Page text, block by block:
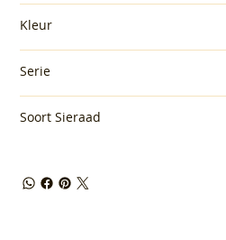
Kleur
Serie
Soort Sieraad